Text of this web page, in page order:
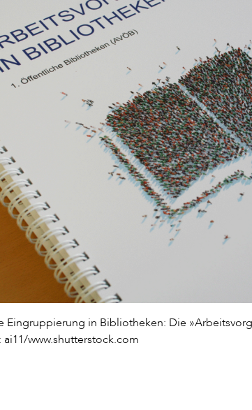
Eingruppierung in Bibliotheken: Die
www.shutterstock.com